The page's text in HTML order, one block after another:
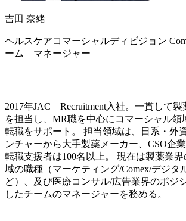
吉田 奈緒
ヘルスケアコマーシャルディビジョン
ーム マネージャー
2017年JAC Recruitment入社。一貫して製
を担当し、MR職を中心にコマーシャル領
転職をサポート。 担当領域は、日系・外
ンチャーから大手製薬メーカー、CSO企
転職支援者は100名以上。 現在は製薬業
域の職種（マーケティング/Comex/デジタ
ど）、及び医療コンサル/広告業界のポジ
したチームのマネージャーを務める。